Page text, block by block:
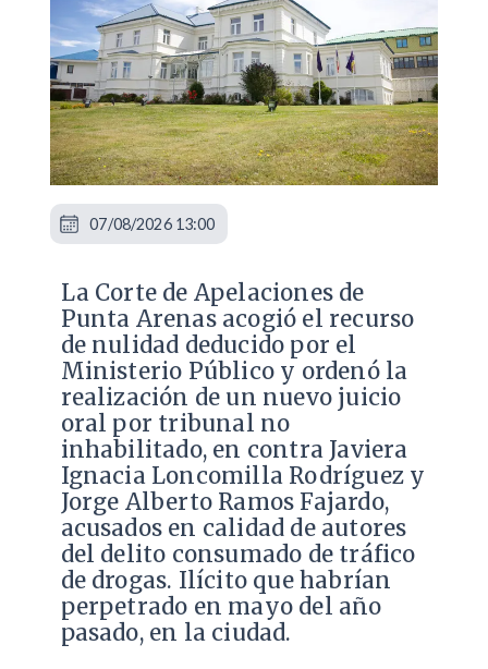
La Corte de Apelaciones de
Punta Arenas acogió el recurso
de nulidad deducido por el
Ministerio Público y ordenó la
realización de un nuevo juicio
oral por tribunal no
inhabilitado, en contra Javiera
Ignacia Loncomilla Rodríguez y
Jorge Alberto Ramos Fajardo,
acusados en calidad de autores
del delito consumado de tráfico
de drogas. Ilícito que habrían
perpetrado en mayo del año
pasado, en la ciudad.
07/08/2026 13:00